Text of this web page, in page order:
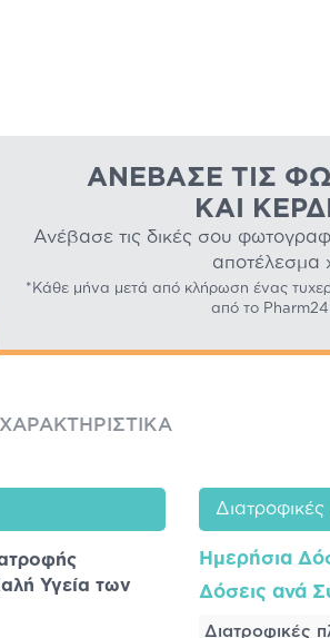
ΑΝΈΒΑΣΕ ΤΙΣ
ΚΑΙ
Ανέβασε τις δικές σου
αποτέλεσμα
*Κάθε μήνα μετά από κλήρωση ένας
από το
ΧΑΡΑΚΤΗΡΙΣΤΙΚΆ
Υγεία των
Ημερήσια
Δόσεις ανά
Διατροφικές